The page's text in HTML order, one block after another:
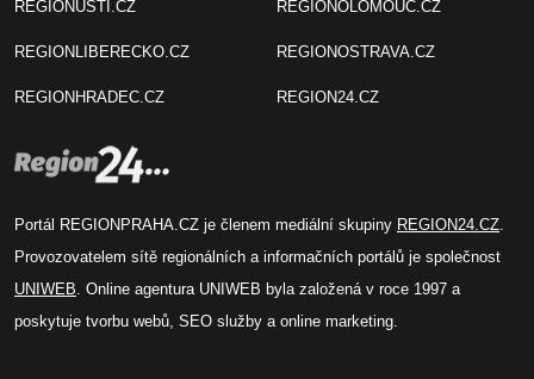
REGIONUSTI.CZ
REGIONLIBERECKO.CZ
REGIONHRADEC.CZ
REGIONOLOMOUC.CZ
REGIONOSTRAVA.CZ
REGION24.CZ
Portál REGIONPRAHA.CZ je členem mediální skupiny REGION24.CZ
Provozovatelem sítě regionálních a informačních portálů je společnost
UNIWEB . Online agentura UNIWEB byla založená v roce 1997 a
poskytuje tvorbu webů, SEO služby a online marketing.